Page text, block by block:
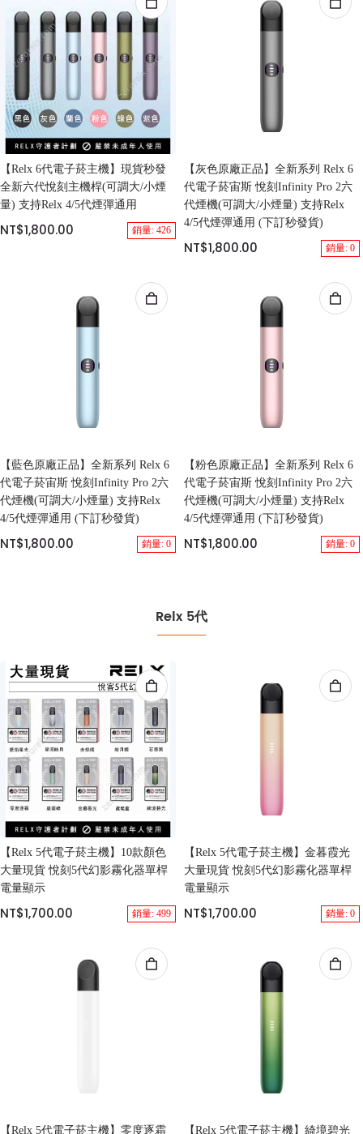
【Relx 6代電子菸主機】現貨秒發
全新六代悅刻主機桿(可調大/小煙
量) 支持Relx 4/5代煙彈通用
NT$1,800.00 銷量: 426
【灰色原廠正品】全新系列 Relx 6
代電子菸宙斯 悅刻Infinity Pro 2六
代煙機(可調大/小煙量) 支持Relx
4/5代煙彈通用 (下訂秒發貨)
NT$1,800.00 銷量: 0
【藍色原廠正品】全新系列 Relx 6
代電子菸宙斯 悅刻Infinity Pro 2六
代煙機(可調大/小煙量) 支持Relx
4/5代煙彈通用 (下訂秒發貨)
NT$1,800.00 銷量: 0
【粉色原廠正品】全新系列 Relx 6
代電子菸宙斯 悅刻Infinity Pro 2六
代煙機(可調大/小煙量) 支持Relx
4/5代煙彈通用 (下訂秒發貨)
NT$1,800.00 銷量: 0
Relx 5代
【Relx 5代電子菸主機】10款顏色
大量現貨 悅刻5代幻影霧化器單桿
電量顯示
NT$1,700.00 銷量: 499
【Relx 5代電子菸主機】金暮霞光
大量現貨 悅刻5代幻影霧化器單桿
電量顯示
NT$1,700.00 銷量: 0
【Relx 5代電子菸主機】零度逐霜 【Relx 5代電子菸主機】綺境碧光